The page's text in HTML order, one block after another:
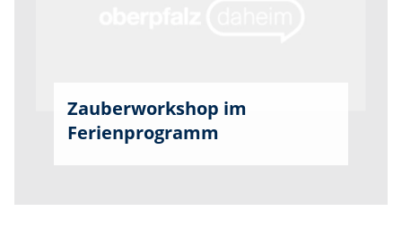
Zauberworkshop im
Ferienprogramm